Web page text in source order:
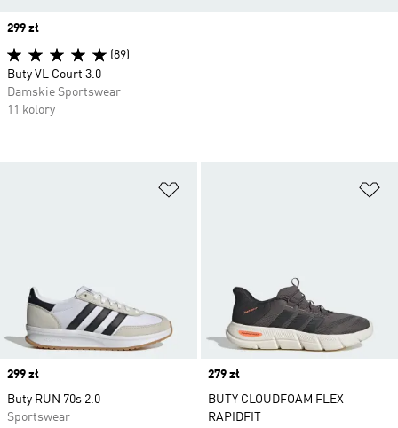
Price
299 zł
Buty RUN 70s 2.0
Sportswear
Price
279 zł
BUTY CLOUDFOAM FLEX
RAPIDFIT
Price
299 zł
(89)
Buty VL Court 3.0
Damskie Sportswear
11 kolory